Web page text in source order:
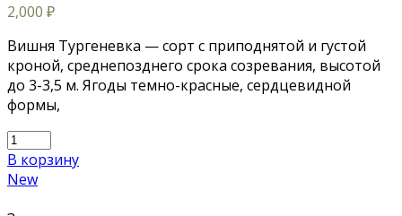
2,000 ₽
Вишня Тургеневка — сорт с приподнятой и густой
кроной, среднепозднего срока созревания, высотой
до 3-3,5 м. Ягоды темно-красные, сердцевидной
формы,
В корзину
New